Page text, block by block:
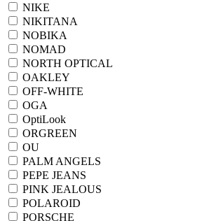
NIKE
NIKITANA
NOBIKA
NOMAD
NORTH OPTICAL
OAKLEY
OFF-WHITE
OGA
OptiLook
ORGREEN
OU
PALM ANGELS
PEPE JEANS
PINK JEALOUS
POLAROID
PORSCHE